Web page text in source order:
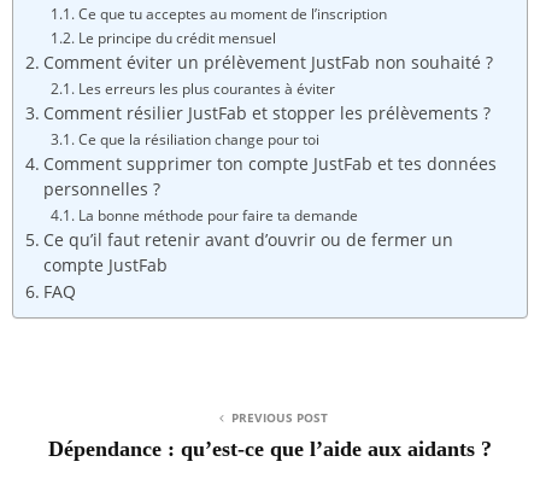
Ce que tu acceptes au moment de l’inscription
Le principe du crédit mensuel
Comment éviter un prélèvement JustFab non souhaité ?
Les erreurs les plus courantes à éviter
Comment résilier JustFab et stopper les prélèvements ?
Ce que la résiliation change pour toi
Comment supprimer ton compte JustFab et tes données
personnelles ?
La bonne méthode pour faire ta demande
Ce qu’il faut retenir avant d’ouvrir ou de fermer un
compte JustFab
FAQ
PREVIOUS POST
Dépendance : qu’est-ce que l’aide aux aidants ?